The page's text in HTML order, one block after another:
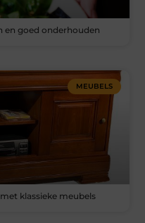
en goed onderhouden
MEUBELS
klassieke meubels